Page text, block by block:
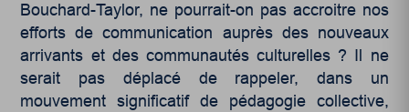
Bouchard-Taylor, ne pourrait-on pas accroitre nos
efforts de communication auprès des nouveaux
arrivants et des communautés culturelles ? Il ne
serait pas déplacé de rappeler, dans un
mouvement significatif de pédagogie collective,